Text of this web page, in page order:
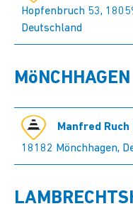
Hopfenbruch 53,
Deutschland
MöNCHHAGEN
Manfred Ruch
18182 Mönchhagen,